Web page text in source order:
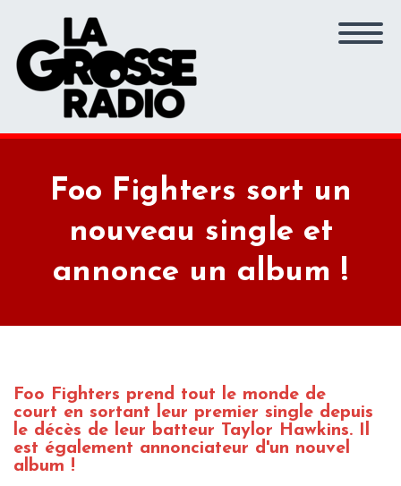
Foo Fighters sort un
nouveau single et
annonce un album !
Foo Fighters prend tout le monde de
court en sortant leur premier single depuis
le décès de leur batteur Taylor Hawkins. Il
est également annonciateur d'un nouvel
album !